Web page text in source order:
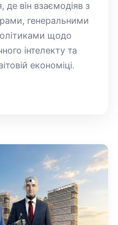
де він взаємодіяв з
генеральними
щодо
інтелекту та
економіці.